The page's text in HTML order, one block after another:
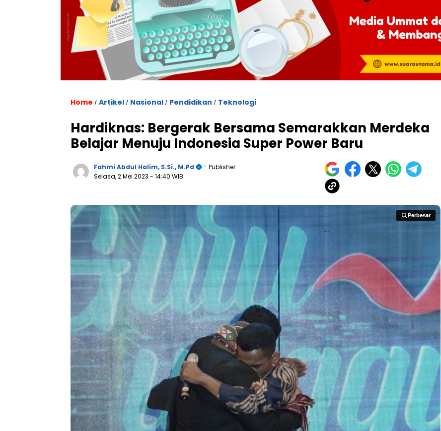
Home / Artikel / Nasional / Pendidikan / Teknologi
Hardiknas: Bergerak Bersama Semarakkan Merdeka
Belajar Menuju Indonesia Super Power Baru
Fahmi Abdul Halim, S.Si., M.Pd
- Publisher
Selasa, 2 Mei 2023 - 14:40 WIB
Perbesar
Perbesar